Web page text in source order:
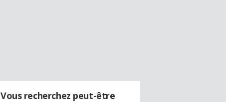
Vous recherchez peut-être